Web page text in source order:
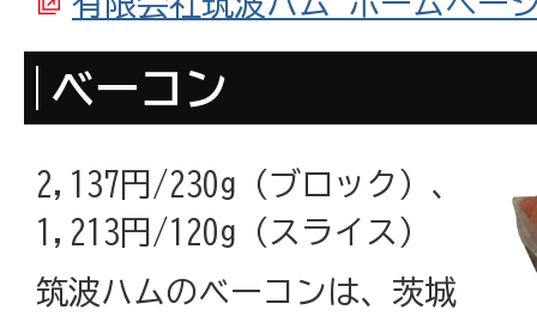
ベーコン
2,137円/230g（ブロック）、
1,213円/120g（スライス）
筑波ハムのベーコンは、茨城